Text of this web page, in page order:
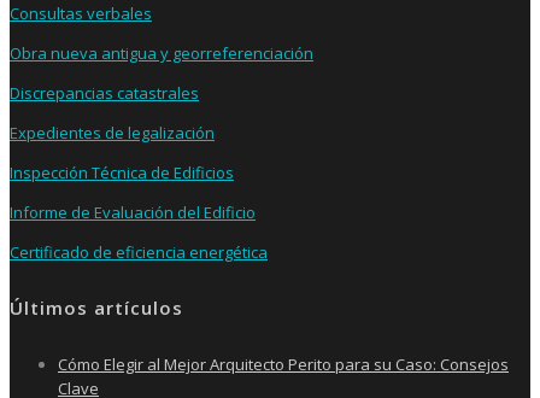
Consultas verbales
Obra nueva antigua y georreferenciación
Discrepancias catastrales
Expedientes de legalización
Inspección Técnica de Edificios
Informe de Evaluación del Edificio
Certificado de eficiencia energética
Últimos artículos
Cómo Elegir al Mejor Arquitecto Perito para su Caso: Consejos
Clave